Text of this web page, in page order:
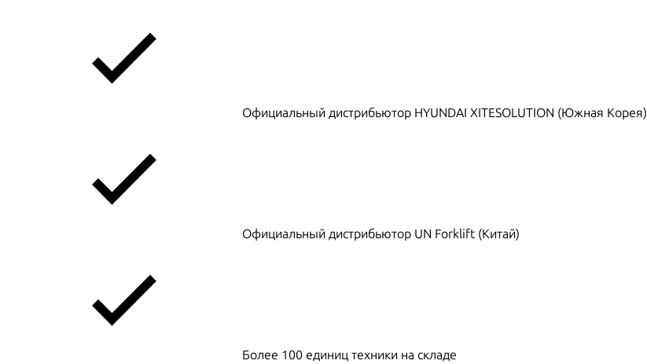
Официальный дистрибьютор HYUNDAI XITESOLUTION (Южная Корея)
Официальный дистрибьютор UN Forklift (Китай)
Более 100 единиц техники на складе